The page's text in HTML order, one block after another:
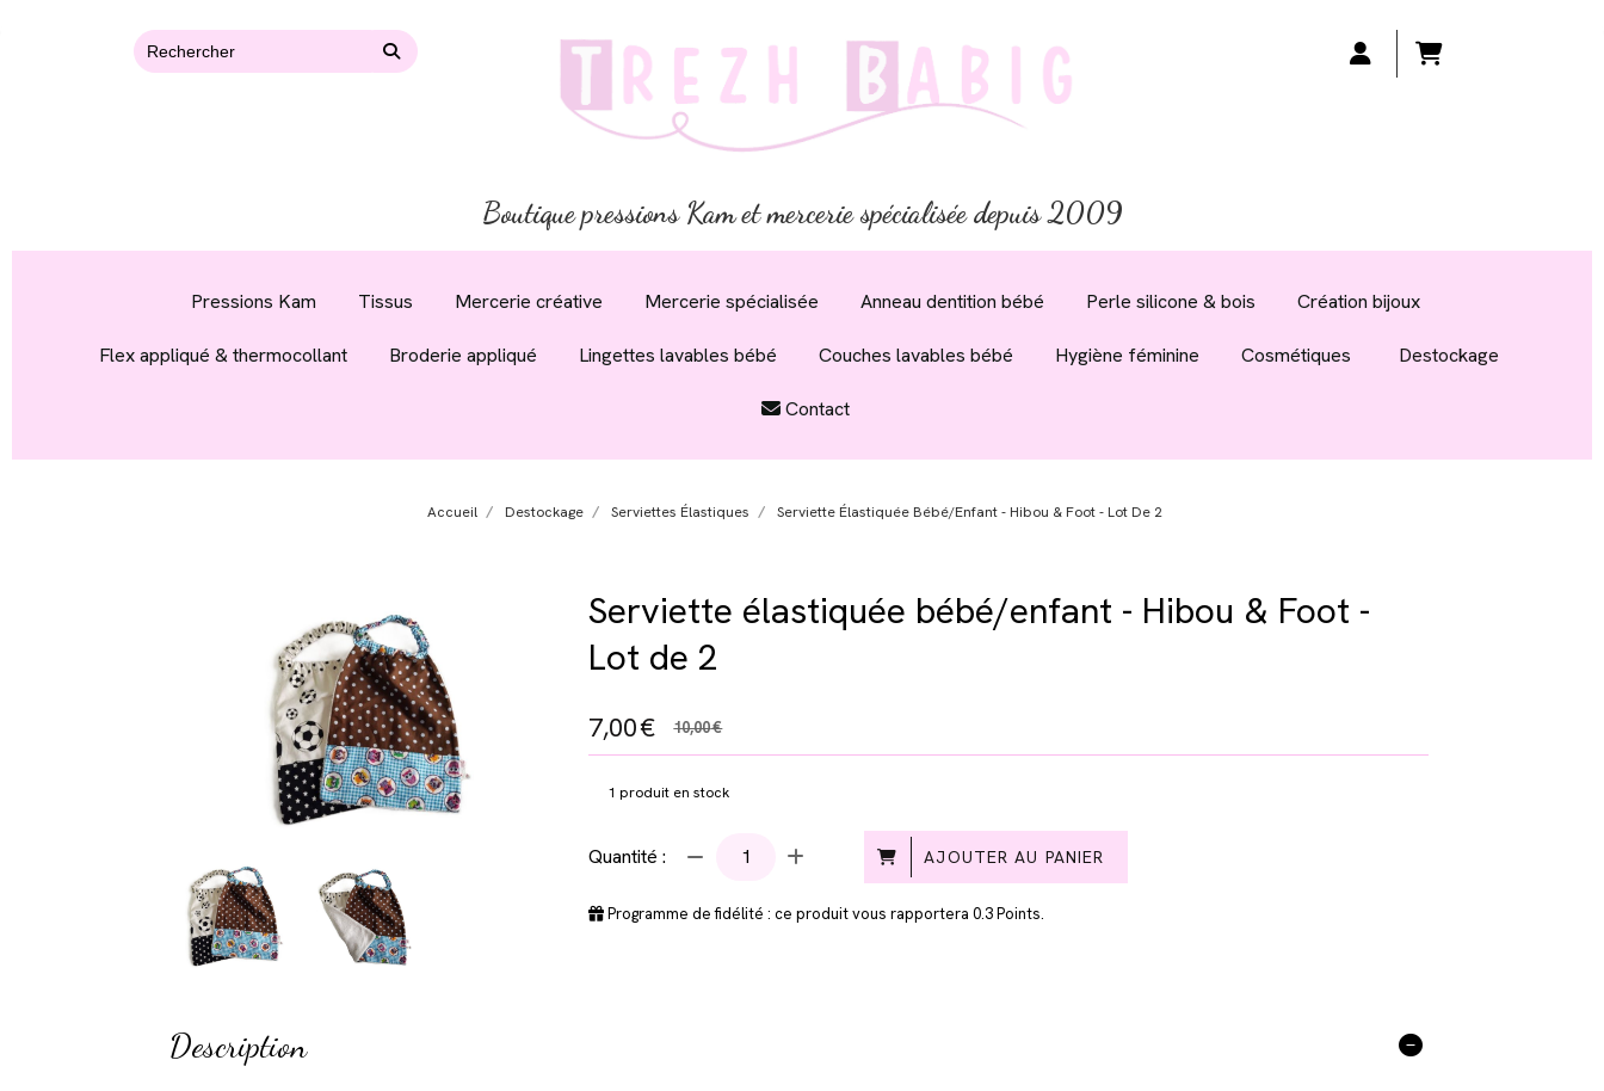
Boutique pressions Kam et mercerie spécialisée depuis 2009
Pressions Kam Tissus Mercerie créative Mercerie spécialisée Anneau dentition bébé Perle silicone & bois Création bijoux
Flex appliqué & thermocollant Broderie appliqué Lingettes lavables bébé Couches lavables bébé Hygiène féminine Cosmétiques Destockage
Contact
Accueil Destockage Serviettes Élastiques Serviette Élastiquée Bébé/enfant - Hibou & Foot - Lot De 2
Serviette élastiquée bébé/enfant - Hibou & Foot -
Lot de 2
7,00€ 10,00€
1 produit en stock
Quantité : AJOUTER AU PANIER
Programme de fidélité : ce produit vous rapportera0.3Points.
Description